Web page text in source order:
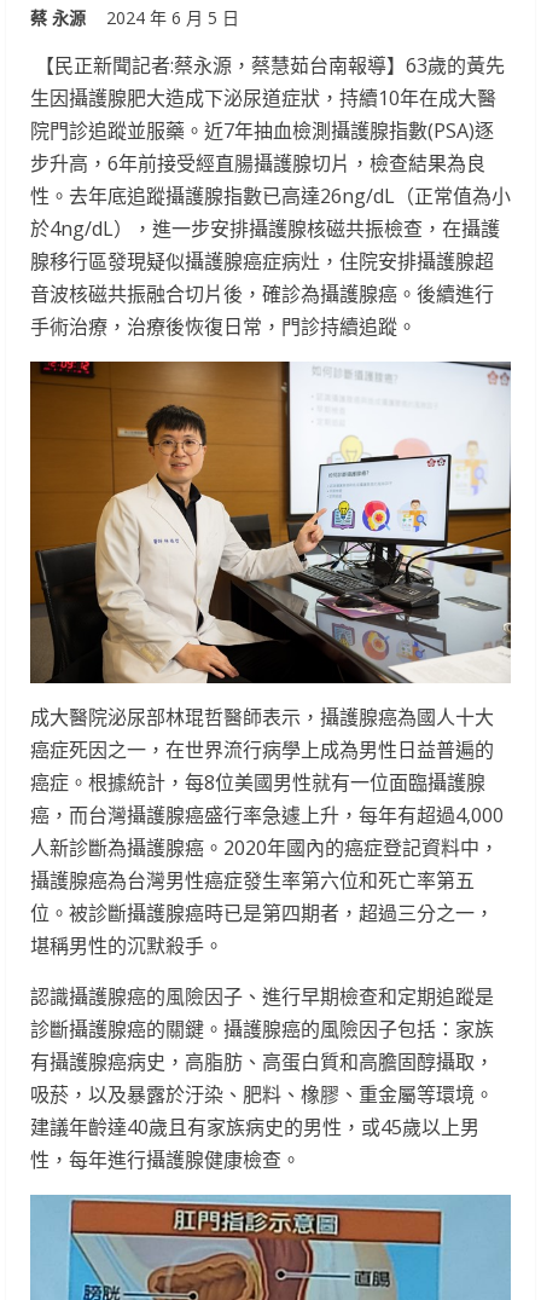
蔡 永源 2024 年 6 月 5 日
【民正新聞記者:蔡永源，蔡慧茹台南報導】63歲的黃先
生因攝護腺肥大造成下泌尿道症狀，持續10年在成大醫
院門診追蹤並服藥。近7年抽血檢測攝護腺指數(PSA)逐
步升高，6年前接受經直腸攝護腺切片，檢查結果為良
性。去年底追蹤攝護腺指數已高達26ng/dL（正常值為小
於4ng/dL），進一步安排攝護腺核磁共振檢查，在攝護
腺移行區發現疑似攝護腺癌症病灶，住院安排攝護腺超
音波核磁共振融合切片後，確診為攝護腺癌。後續進行
手術治療，治療後恢復日常，門診持續追蹤。
成大醫院泌尿部林琨哲醫師表示，攝護腺癌為國人十大
癌症死因之一，在世界流行病學上成為男性日益普遍的
癌症。根據統計，每8位美國男性就有一位面臨攝護腺
癌，而台灣攝護腺癌盛行率急遽上升，每年有超過4,000
人新診斷為攝護腺癌。2020年國內的癌症登記資料中，
攝護腺癌為台灣男性癌症發生率第六位和死亡率第五
位。被診斷攝護腺癌時已是第四期者，超過三分之一，
堪稱男性的沉默殺手。
認識攝護腺癌的風險因子、進行早期檢查和定期追蹤是
診斷攝護腺癌的關鍵。攝護腺癌的風險因子包括：家族
有攝護腺癌病史，高脂肪、高蛋白質和高膽固醇攝取，
吸菸，以及暴露於汙染、肥料、橡膠、重金屬等環境。
建議年齡達40歲且有家族病史的男性，或45歲以上男
性，每年進行攝護腺健康檢查。